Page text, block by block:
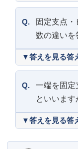
Q.
固定支点
数の違いを
答
Q.
一端を固定
といいます
答